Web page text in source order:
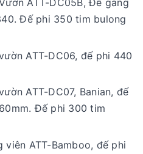
ATT-DC05B, Đế gang
Đế phi 350 tim bulong
ATT-DC06, đế phi 440
ATT-DC07, Banian, đế
Đế phi 300 tim
ATT-Bamboo, đế phi